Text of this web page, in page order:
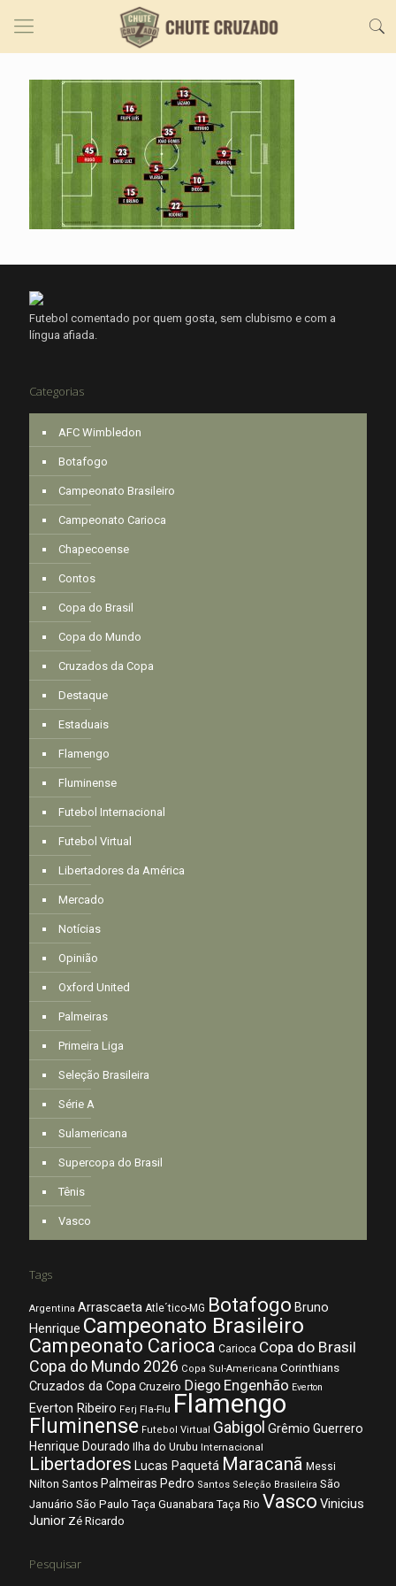
Futebol comentado por quem gosta, sem clubismo e com a
língua afiada.
Categorias
AFC Wimbledon
Botafogo
Campeonato Brasileiro
Campeonato Carioca
Chapecoense
Contos
Copa do Brasil
Copa do Mundo
Cruzados da Copa
Destaque
Estaduais
Flamengo
Fluminense
Futebol Internacional
Futebol Virtual
Libertadores da América
Mercado
Notícias
Opinião
Oxford United
Palmeiras
Primeira Liga
Seleção Brasileira
Série A
Sulamericana
Supercopa do Brasil
Tênis
Vasco
Tags
Argentina Arrascaeta Atle´tico-MG Botafogo Bruno
Henrique Campeonato Brasileiro
Campeonato Carioca Carioca Copa do Brasil
Copa do Mundo 2026 Copa Sul-Americana Corinthians
Cruzados da Copa Cruzeiro Diego Engenhão Everton
Everton Ribeiro Ferj Fla-Flu Flamengo
Fluminense Futebol Virtual Gabigol Grêmio Guerrero
Henrique Dourado Ilha do Urubu Internacional
Libertadores Lucas Paquetá Maracanã Messi
Nilton Santos Palmeiras Pedro Santos Seleção Brasileira São
Januário São Paulo Taça Guanabara Taça Rio Vasco Vinicius
Junior Zé Ricardo
Pesquisar